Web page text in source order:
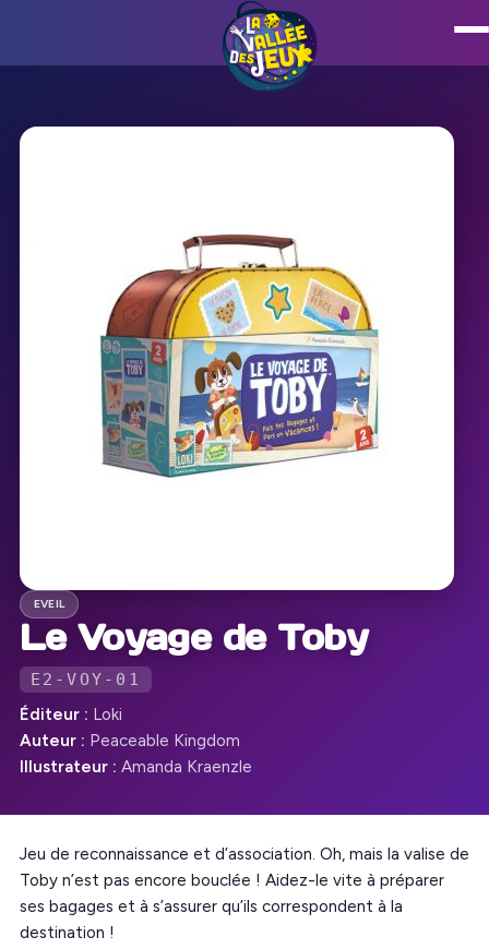
EVEIL
Le Voyage de Toby
E2-VOY-01
Éditeur : Loki
Auteur : Peaceable Kingdom
Illustrateur : Amanda Kraenzle
Jeu de reconnaissance et d’association. Oh, mais la valise de
Toby n’est pas encore bouclée ! Aidez-le vite à préparer
ses bagages et à s’assurer qu’ils correspondent à la
destination !